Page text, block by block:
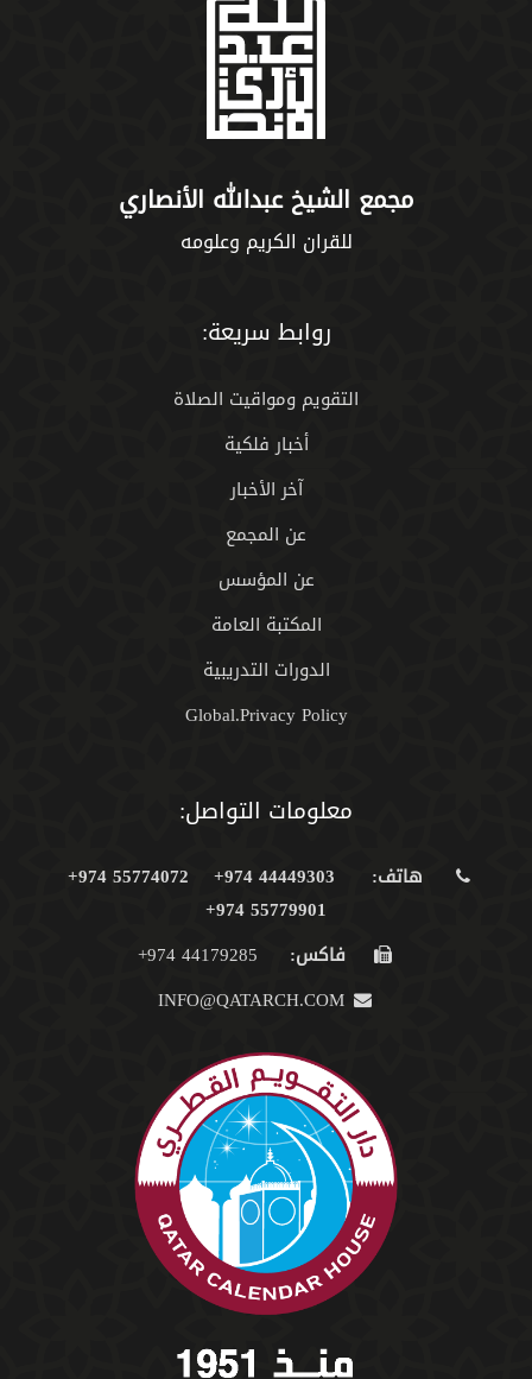
مجمع الشيخ عبدالله الأنصاري
للقران الكريم وعلومه
روابط سريعة:
التقويم ومواقيت الصلاة
أخبار فلكية
آخر الأخبار
عن المجمع
عن المؤسس
المكتبة العامة
الدورات التدريبية
Global.Privacy Policy
معلومات التواصل:
هاتف: 44449303 974+
55774072 974+
55779901 974+
فاكس: